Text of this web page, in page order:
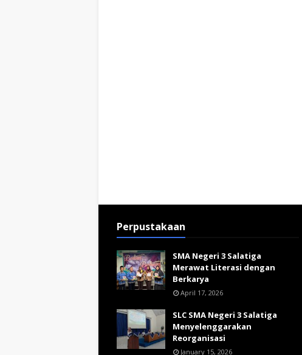
Perpustakaan
SMA Negeri 3 Salatiga
Merawat Literasi dengan
Berkarya
April 17, 2026
SLC SMA Negeri 3 Salatiga
Menyelenggarakan
Reorganisasi
January 15, 2026